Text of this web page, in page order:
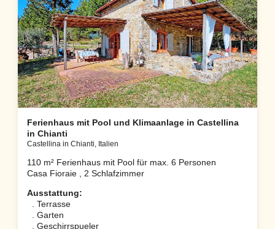
Ferienhaus mit Pool und Klimaanlage in Castellina
in Chianti
Castellina in Chianti, Italien
110 m² Ferienhaus mit Pool für max. 6 Personen
Casa Fioraie , 2 Schlafzimmer
Ausstattung:
. Terrasse
. Garten
. Geschirrspueler